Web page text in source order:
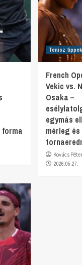
forma
Tenisz tippek
French
Vekic vs.
Osaka –
egymás
mérleg
Kovács Péter
2026.05.27.